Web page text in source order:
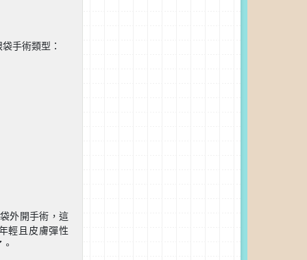
手術類型：
外開手術，這
輕且皮膚彈性